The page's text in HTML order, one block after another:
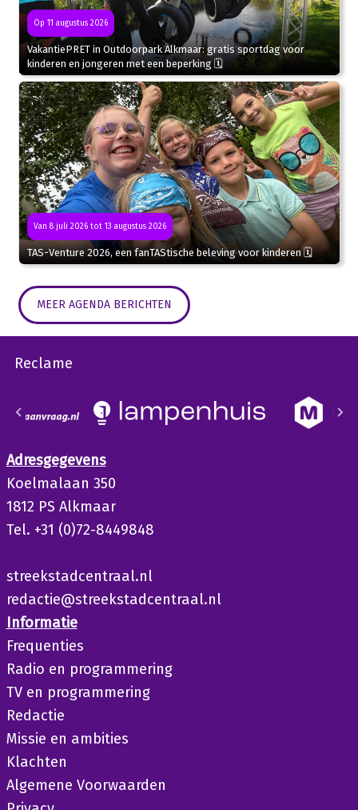
Op 11 augustus 2026
VakantiePRET in Outdoorpark Alkmaar: gratis sportdag voor
kinderen en jongeren met een beperking 🗓
Van 8 juli 2026 tot 13 augustus 2026
TAS-Venture 2026, een fanTAStische beleving voor kinderen 🗓
MEER AGENDA BERICHTEN
Reclame
Adresgegevens
Koelmalaan 350
1812 PS Alkmaar
Tel. +31 (0)72-8449848
streekstadcentraal.nl
redactie@streekstadcentraal.nl
Informatie
Frequenties
Radio en programmering
TV en programmering
Redactie
Missie en ambities
Klachten
Algemene Voorwaarden